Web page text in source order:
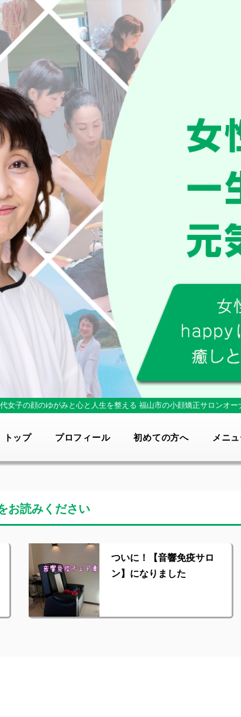
女子の顔のゆがみと心と人生を整える 福山市の小顔矯正サロンオー
トップ プロフィール 初めての方へ メニ
お読みください
ついに！【音響免疫サロ
ン】になりました